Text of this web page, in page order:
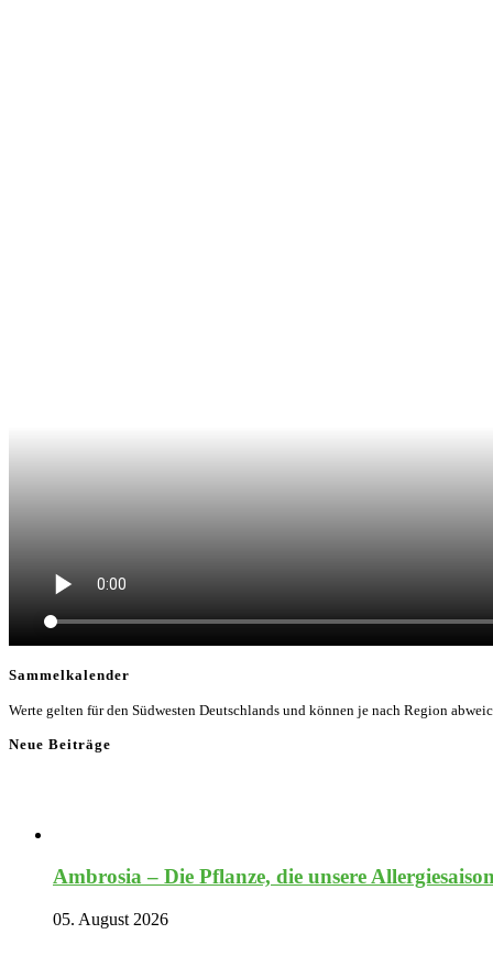
Sammelkalender
Werte gelten für den Südwesten Deutschlands und können je nach Region
Neue Beiträge
Ambrosia – Die Pflanze, die unsere
05. August 2026